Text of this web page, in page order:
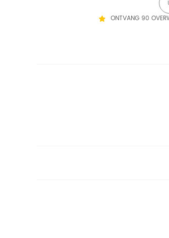
ONTVANG 90